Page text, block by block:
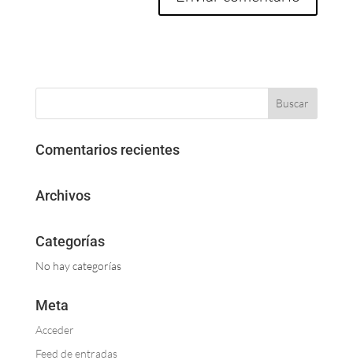
Comentarios recientes
Archivos
Categorías
No hay categorías
Meta
Acceder
Feed de entradas